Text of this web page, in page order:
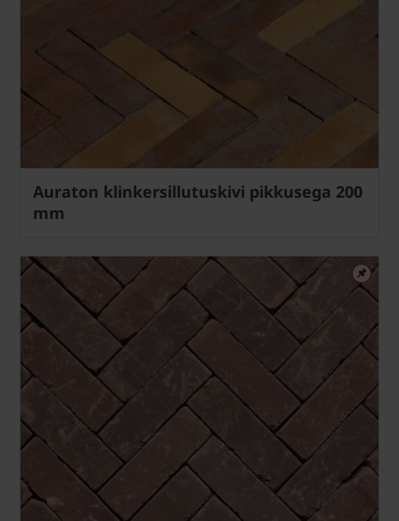
Auraton klinkersillutuskivi pikkusega 200
mm